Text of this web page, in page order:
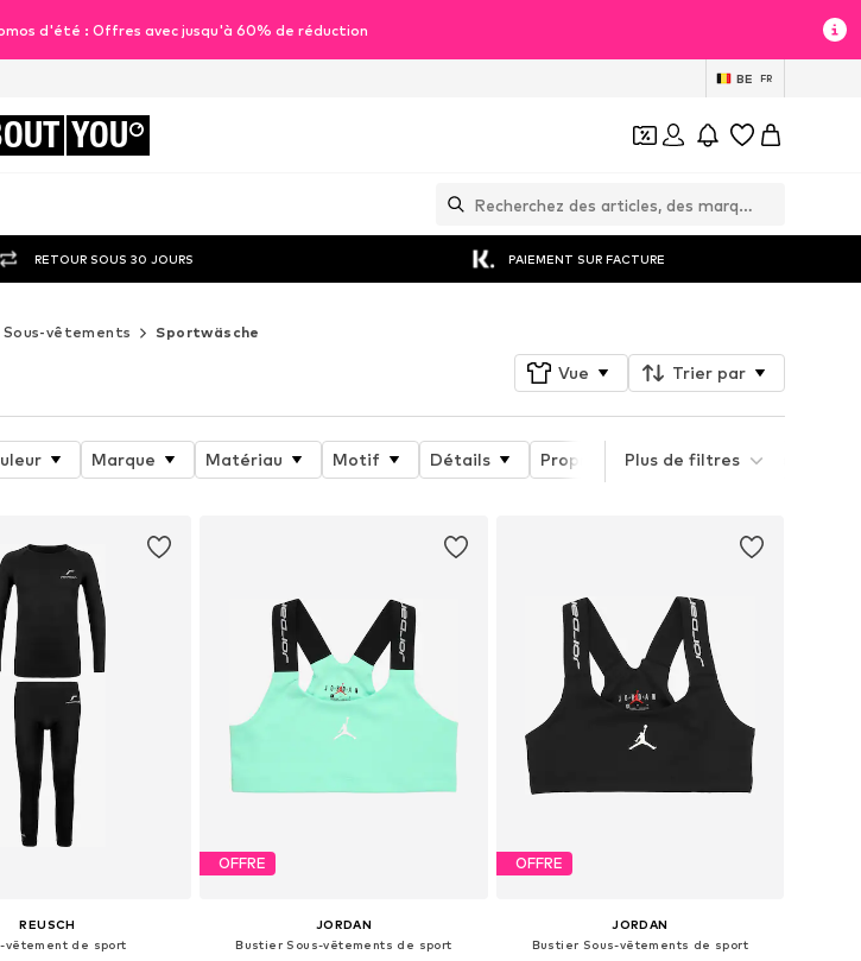
d'été : Offres avec jusqu'à 60% de réduction
BE FR
YOU
RETOUR SOUS 30 JOURS PAIEMENT SUR FACTURE
Sous-vêtements Sportwäsche
Vue Trier par
Marque Matériau Motif Détails Propriétés du produit
Plus de filtres
REUSCH
vêtement de sport
OFFRE
JORDAN
Bustier Sous-vêtements de sport
OFFRE
JORDAN
Bustier Sous-vêtements de sport